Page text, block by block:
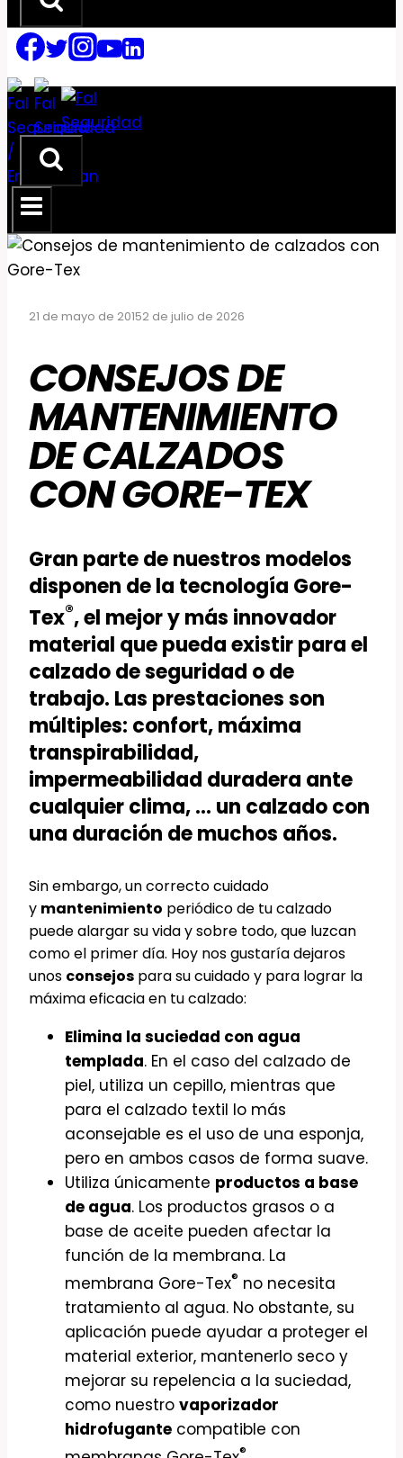
21 de mayo de 20152 de julio de 2026
CONSEJOS DE
MANTENIMIENTO
DE CALZADOS
CON GORE-TEX
Gran parte de nuestros modelos
disponen de la tecnología Gore-
Tex®, el mejor y más innovador
material que pueda existir para el
calzado de seguridad o de
trabajo. Las prestaciones son
múltiples: confort, máxima
transpirabilidad,
impermeabilidad duradera ante
cualquier clima, … un calzado con
una duración de muchos años.
Sin embargo, un correcto cuidado
y mantenimiento periódico de tu calzado
puede alargar su vida y sobre todo, que luzcan
como el primer día. Hoy nos gustaría dejaros
unos consejos para su cuidado y para lograr la
máxima eficacia en tu calzado:
Elimina la suciedad con agua
templada. En el caso del calzado de
piel, utiliza un cepillo, mientras que
para el calzado textil lo más
aconsejable es el uso de una esponja,
pero en ambos casos de forma suave.
Utiliza únicamente productos a base
de agua. Los productos grasos o a
base de aceite pueden afectar la
función de la membrana. La
membrana Gore-Tex® no necesita
tratamiento al agua. No obstante, su
aplicación puede ayudar a proteger el
material exterior, mantenerlo seco y
mejorar su repelencia a la suciedad,
como nuestro vaporizador
hidrofugante compatible con
®